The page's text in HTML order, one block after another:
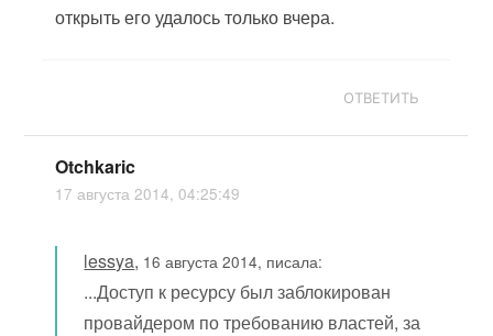
открыть его удалось только вчера.
ОТВЕТИТЬ
Otchkaric
17 августа 2014, 04:25:49
lessya, 16 августа 2014, писала:
...Доступ к ресурсу был заблокирован
провайдером по требованию властей, за